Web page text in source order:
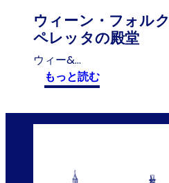
ウィーン・フォル
ペレッタの殿堂
ウィー&…
もっと読む:
ウ
ィ
ー